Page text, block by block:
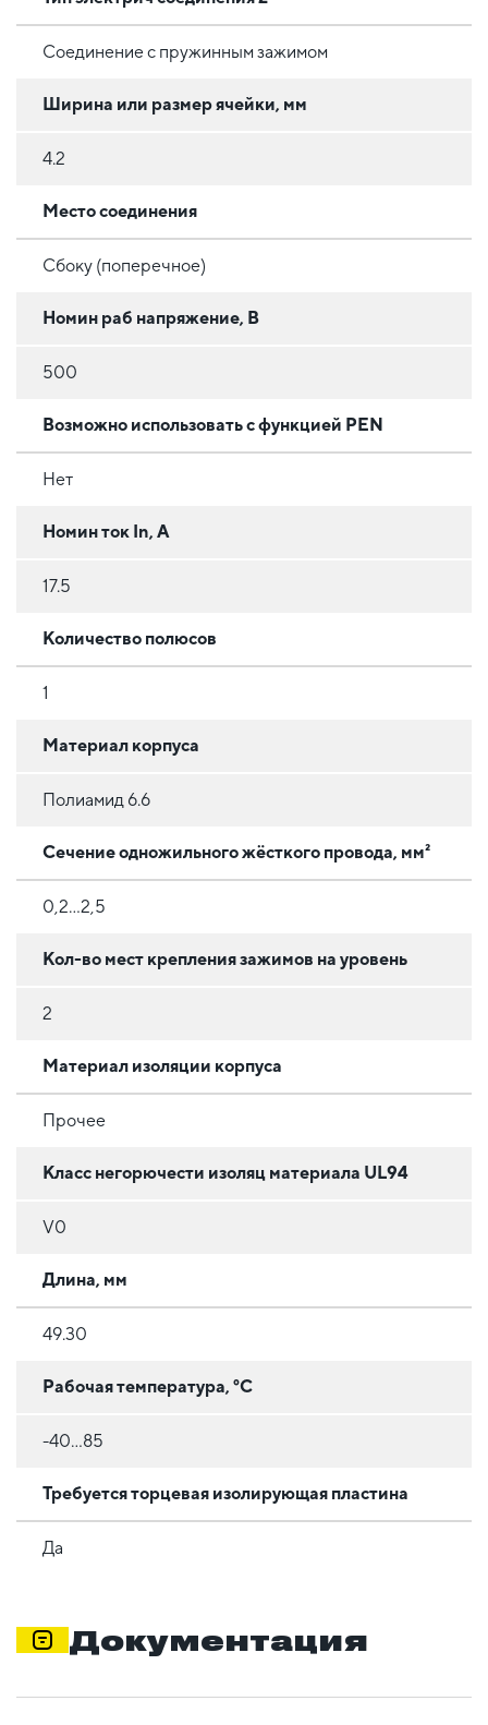
Соединение с пружинным зажимом
Ширина или размер ячейки, мм
4.2
Место соединения
Сбоку (поперечное)
Номин раб напряжение, В
500
Возможно использовать с функцией PEN
Нет
Номин ток In, А
17.5
Количество полюсов
1
Материал корпуса
Полиамид 6.6
Сечение одножильного жёсткого провода, мм²
0,2...2,5
Кол-во мест крепления зажимов на уровень
2
Материал изоляции корпуса
Прочее
Класс негорючести изоляц материала UL94
V0
Длина, мм
49.30
Рабочая температура, °C
-40...85
Требуется торцевая изолирующая пластина
Да
Документация